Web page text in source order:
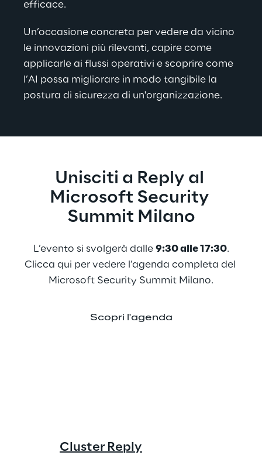
efficace.
Un’occasione concreta per vedere da vicino
le innovazioni più rilevanti, capire come
applicarle ai flussi operativi e scoprire come
l’AI possa migliorare in modo tangibile la
postura di sicurezza di un'organizzazione.
Unisciti a Reply al
Microsoft Security
Summit Milano
L’evento si svolgerà dalle 9:30 alle 17:30.
Clicca qui per vedere l’agenda completa del
Microsoft Security Summit Milano.
Scopri l'agenda
Cluster Reply